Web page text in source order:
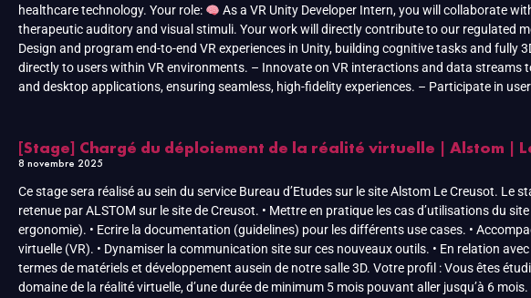
healthcare technology. Your role:
As a VR Unity Developer Intern, you will collaborate
therapeutic auditory and visual stimuli. Your work will directly contribute to our regulated
Design and program end-to-end VR experiences in Unity, building cognitive tasks and
directly to users within VR environments. – Innovate on VR interactions and data
and desktop applications, ensuring seamless, high-fidelity experiences. – Participate in
[Stage] Chargé du déploiement de la réalité virtuelle | Alstom |
8 novembre 2025
Ce stage sera réalisé au sein du service Bureau d’Etudes sur le site Alstom Le Creusot.
retenue par ALSTOM sur le site de Creusot. • Mettre en pratique les cas d’utilisations du
ergonomie). • Ecrire la documentation (guidelines) pour les différents use cases. •
virtuelle (VR). • Dynamiser la communication site sur ces nouveaux outils. • En relation
termes de matériels et développement ausein de notre salle 3D. Votre profil : Vous êtes
domaine de la réalité virtuelle, d’une durée de minimum 5 mois pouvant aller jusqu’à 6